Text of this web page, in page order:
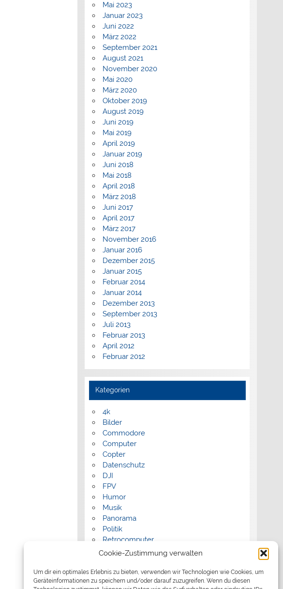
Cookie-Zustimmung verwalten
Um dir ein optimales Erlebnis zu bieten, verwenden wir Technologien wie Cookies, um
Geräteinformationen zu speichern und/oder darauf zuzugreifen. Wenn du diesen
Mai 2023
Januar 2023
Juni 2022
März 2022
September 2021
August 2021
November 2020
Mai 2020
März 2020
Oktober 2019
August 2019
Juni 2019
Mai 2019
April 2019
Januar 2019
Juni 2018
Mai 2018
April 2018
März 2018
Juni 2017
April 2017
März 2017
November 2016
Januar 2016
Dezember 2015
Januar 2015
Februar 2014
Januar 2014
Dezember 2013
September 2013
Juli 2013
Februar 2013
April 2012
Februar 2012
Kategorien
4k
Bilder
Commodore
Computer
Copter
Datenschutz
DJI
FPV
Humor
Musik
Panorama
Politik
Retrocomputer
Uncategorized